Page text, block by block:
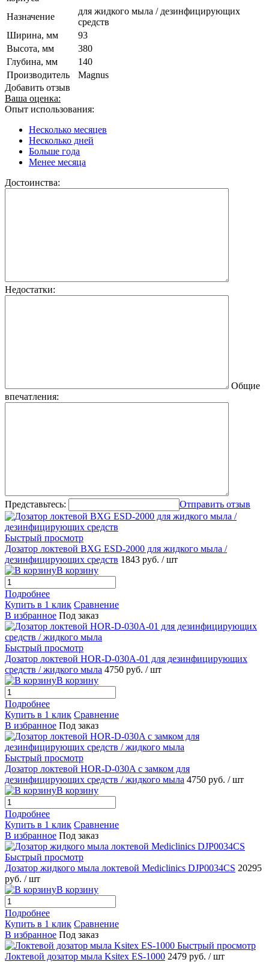
Назначение
для жидкого мыла / дезинфицирующих
средств
Ширина, мм
93
Высота, мм
380
Глубина, мм
140
Производитель
Magnus
Добавить отзыв
Ваша оценка:
Опыт использования:
Несколько месяцев
Несколько дней
Больше года
Менее месяца
Достоинства:
Недостатки:
Общие
впечатления:
Представьтесь: Отправить отзыв
Быстрый просмотр
Дозатор локтевой BXG ESD-2000 для жидкого мыла /
дезинфицирующих средств 1843 руб. / шт
В корзину
Подробнее
Купить в 1 клик Сравнение
В избранное Под заказ
Быстрый просмотр
Дозатор локтевой HOR-D-030A-01 для дезинфицирующих
средств / жидкого мыла 4750 руб. / шт
В корзину
Подробнее
Купить в 1 клик Сравнение
В избранное Под заказ
Быстрый просмотр
Дозатор локтевой HOR-D-030A с замком для
дезинфицирующих средств / жидкого мыла 4750 руб. / шт
В корзину
Подробнее
Купить в 1 клик Сравнение
В избранное Под заказ
Быстрый просмотр
Дозатор жидкого мыла локтевой Mediclinics DJP0034CS 20295
руб. / шт
В корзину
Подробнее
Купить в 1 клик Сравнение
В избранное Под заказ
Быстрый просмотр
Локтевой дозатор мыла Ksitex ES-1000 2479 руб. / шт